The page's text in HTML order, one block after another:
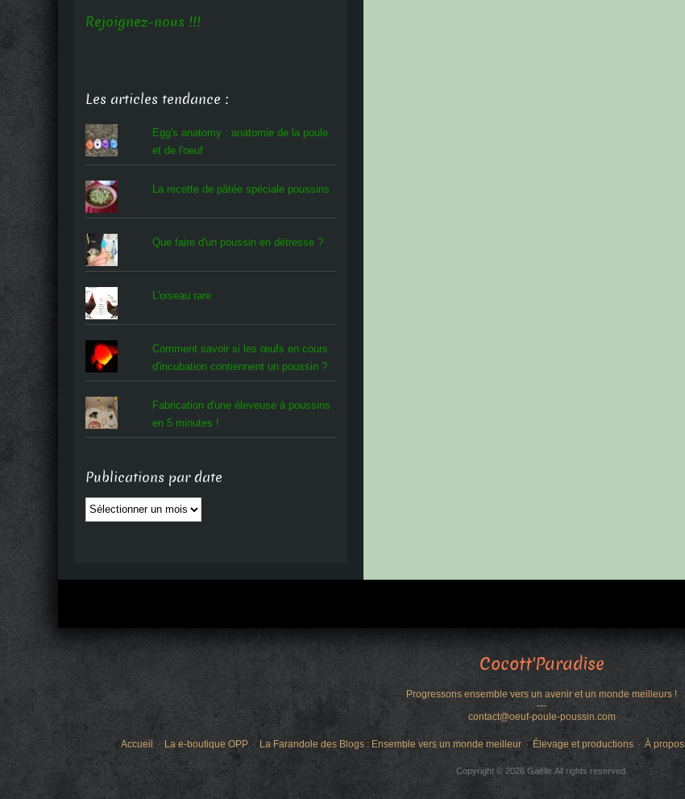
Rejoignez-nous !!!
Les articles tendance :
Egg's anatomy : anatomie de la poule
et de l'oeuf
La recette de pâtée spéciale poussins
Que faire d'un poussin en détresse ?
L'oiseau rare
Comment savoir si les œufs en cours
d'incubation contiennent un poussin ?
Fabrication d'une éleveuse à poussins
en 5 minutes !
Publications par date
Publications
par
Cocott'Paradise
Progressons ensemble vers un avenir et un monde meilleurs !
---
contact@oeuf-poule-poussin.com
Accueil La e-boutique OPP La Farandole des Blogs : Ensemble vers un monde meilleur Élevage et productions À propos
Copyright © 2026 Gaëlle.All rights reserved.